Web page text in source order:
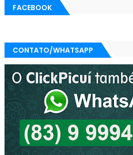
FACEBOOK
CONTATO/WHATSAPP